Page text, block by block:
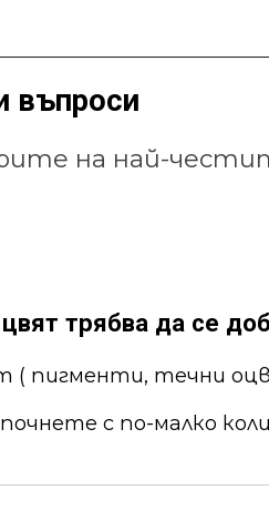
въпроси
на най-
трябва да се
( пигменти, течни
с по-малко